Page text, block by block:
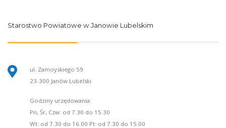
Starostwo Powiatowe w Janowie Lubelskim
ul. Zamoyskiego 59
23-300 Janów Lubelski
Godziny urzędowania:
Pn, Śr, Czw: od 7.30 do 15.30
Wt: od 7.30 do 16.00 Pt: od 7.30 do 15.00